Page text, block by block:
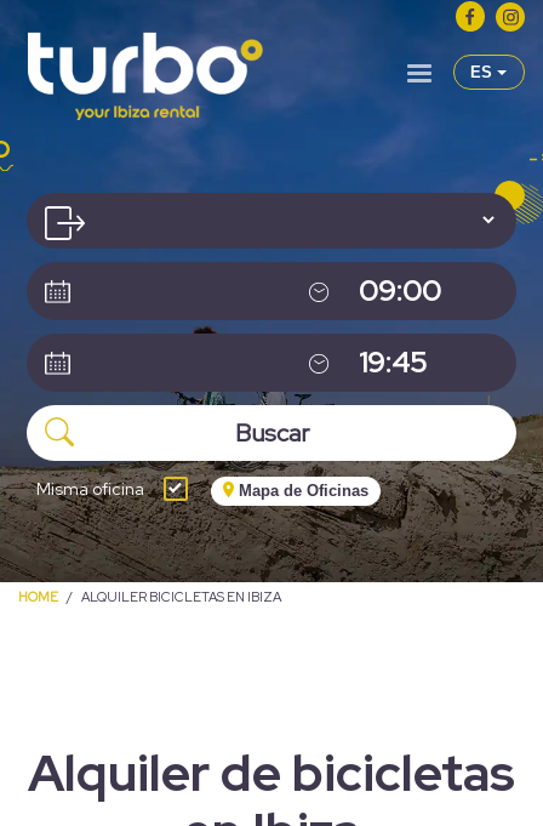
ES
HOME ALQUILER BICICLETAS EN IBIZA
Misma oficina Mapa de Oficinas
Alquiler de bicicletas